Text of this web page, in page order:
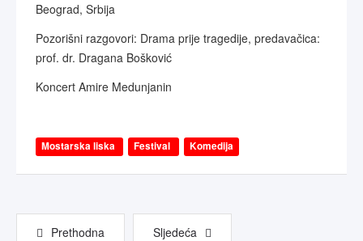
Beograd, Srbija
Pozorišni razgovori: Drama prije tragedije, predavačica:
prof. dr. Dragana Bošković
Koncert Amire Medunjanin
Mostarska liska Festival Komedija
Prethodna Sljedeća